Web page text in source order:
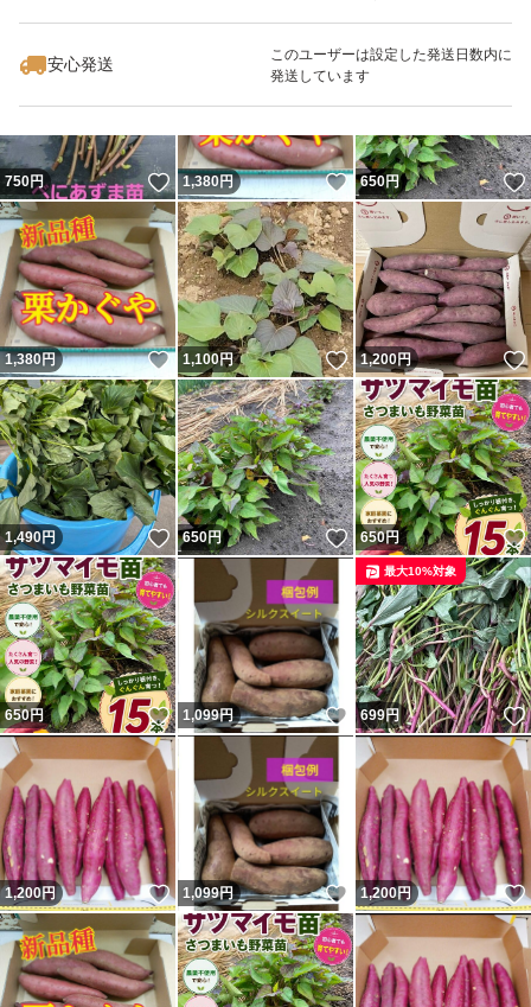
安心発送
このユーザーは設定した発送日数内に
発送しています
750円 いいね！
1,380円 いいね！
650円
1,380円 いいね！
1,100円 いいね！
1,200円
1,490円 いいね！
650円 いいね！
650円
650円 いいね！
1,099円 いいね！
699円
最大10%対象
1,200円 いいね！
1,099円 いいね！
1,200円